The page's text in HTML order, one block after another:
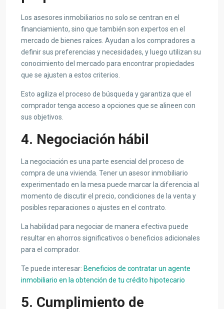
Los asesores inmobiliarios no solo se centran en el
financiamiento, sino que también son expertos en el
mercado de bienes raíces. Ayudan a los compradores a
definir sus preferencias y necesidades, y luego utilizan su
conocimiento del mercado para encontrar propiedades
que se ajusten a estos criterios.
Esto agiliza el proceso de búsqueda y garantiza que el
comprador tenga acceso a opciones que se alineen con
sus objetivos.
4. Negociación hábil
La negociación es una parte esencial del proceso de
compra de una vivienda. Tener un asesor inmobiliario
experimentado en la mesa puede marcar la diferencia al
momento de discutir el precio, condiciones de la venta y
posibles reparaciones o ajustes en el contrato.
La habilidad para negociar de manera efectiva puede
resultar en ahorros significativos o beneficios adicionales
para el comprador.
Te puede interesar: Beneficios de contratar un agente
inmobiliario en la obtención de tu crédito hipotecario
5. Cumplimiento de